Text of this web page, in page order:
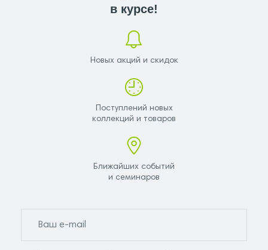
в курсе!
Новых акций и скидок
Поступлений новых
коллекций и товаров
Ближайших событий
и семинаров